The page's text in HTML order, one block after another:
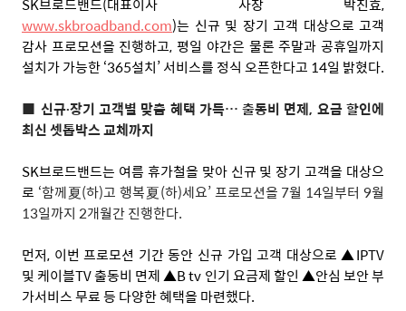
www.skbroadband.com)는 신규 및 장기 고객 대상으로 고객
감사 프로모션을 진행하고,평일 야간은 물론 주말과 공휴일까지
설치가 가능한‘365설치’서비스를 정식 오픈한다고 14일 밝혔다.
■ 신규∙장기 고객별 맞춤 혜택 가득…출동비 면제, 요금 할인에
최신 셋톱박스 교체까지
SK브로드밴드는 여름 휴가철을 맞아 신규 및 장기 고객을 대상으
로 ‘함께夏(하)고 행복夏(하)세요’프로모션을 7월 14일부터 9월
13일까지 2개월간 진행한다.
먼저, 이번 프로모션 기간 동안 신규 가입 고객 대상으로 ▲IPTV
및 케이블TV출동비 면제 ▲B tv 인기 요금제 할인 ▲안심 보안 부
가서비스 무료 등 다양한 혜택을 마련했다.